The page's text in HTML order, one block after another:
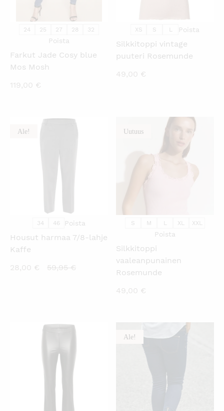
24 25 27 28 32
Poista
Farkut Jade Cosy blue
Mos Mosh
119,00 €
XS S L Poista
Silkkitoppi vintage
puuteri Rosemunde
49,00 €
Ale!
34 46 Poista
Housut harmaa 7/8-lahje
Kaffe
28,00 €
Nykyinen
59,95€Alkuperäinen
UutuusKATSO PIKANÄKYMÄ
S M L XL XXL
Poista
Silkkitoppi
vaaleanpunainen
Rosemunde
49,00 €
Ale! KATSO PIKANÄKYMÄ